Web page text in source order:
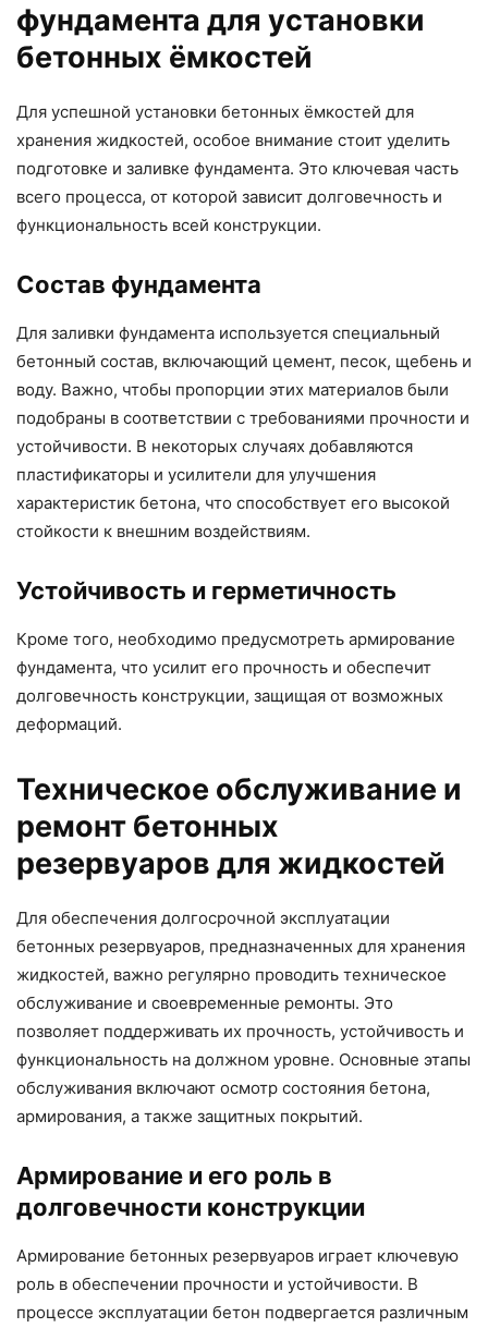
фундамента для установки
бетонных ёмкостей
Для успешной установки бетонных ёмкостей для
хранения жидкостей, особое внимание стоит уделить
подготовке и заливке фундамента. Это ключевая часть
всего процесса, от которой зависит долговечность и
функциональность всей конструкции.
Состав фундамента
Для заливки фундамента используется специальный
бетонный состав, включающий цемент, песок, щебень и
воду. Важно, чтобы пропорции этих материалов были
подобраны в соответствии с требованиями прочности и
устойчивости. В некоторых случаях добавляются
пластификаторы и усилители для улучшения
характеристик бетона, что способствует его высокой
стойкости к внешним воздействиям.
Устойчивость и герметичность
Кроме того, необходимо предусмотреть армирование
фундамента, что усилит его прочность и обеспечит
долговечность конструкции, защищая от возможных
деформаций.
Техническое обслуживание и
ремонт бетонных
резервуаров для жидкостей
Для обеспечения долгосрочной эксплуатации
бетонных резервуаров, предназначенных для хранения
жидкостей, важно регулярно проводить техническое
обслуживание и своевременные ремонты. Это
позволяет поддерживать их прочность, устойчивость и
функциональность на должном уровне. Основные этапы
обслуживания включают осмотр состояния бетона,
армирования, а также защитных покрытий.
Армирование и его роль в
долговечности конструкции
Армирование бетонных резервуаров играет ключевую
роль в обеспечении прочности и устойчивости. В
процессе эксплуатации бетон подвергается различным